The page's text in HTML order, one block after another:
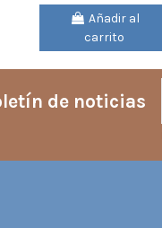
Añadir al
carrito
de noticias